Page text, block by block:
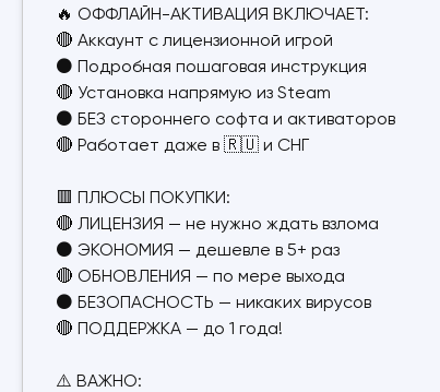
🔥 ОФФЛАЙН-АКТИВАЦИЯ ВКЛЮЧАЕТ:
🔴 Аккаунт с лицензионной игрой
⚫ Подробная пошаговая инструкция
🔴 Установка напрямую из Steam
⚫ БЕЗ стороннего софта и активаторов
🔴 Работает даже в 🇷🇺 и СНГ
🟥 ПЛЮСЫ ПОКУПКИ:
🔴 ЛИЦЕНЗИЯ — не нужно ждать взлома
⚫ ЭКОНОМИЯ — дешевле в 5+ раз
🔴 ОБНОВЛЕНИЯ — по мере выхода
⚫ БЕЗОПАСНОСТЬ — никаких вирусов
🔴 ПОДДЕРЖКА — до 1 года!
⚠️ ВАЖНО: